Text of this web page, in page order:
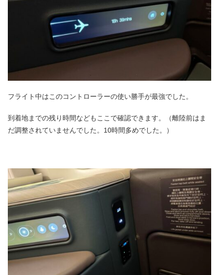
フライト中はこのコントローラーの使い勝手が最強でした。
到着地までの残り時間などもここで確認できます。（離陸前はま
だ調整されていませんでした。10時間多めでした。）